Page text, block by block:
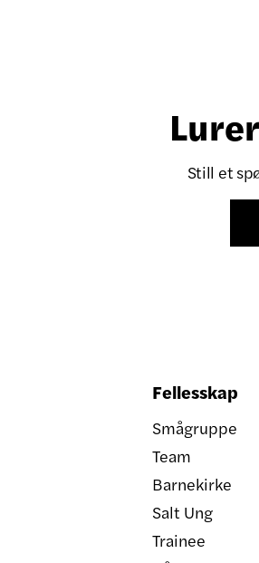
Still et
Fellesskap
Smågruppe
Team
Barnekirke
Salt Ung
Trainee